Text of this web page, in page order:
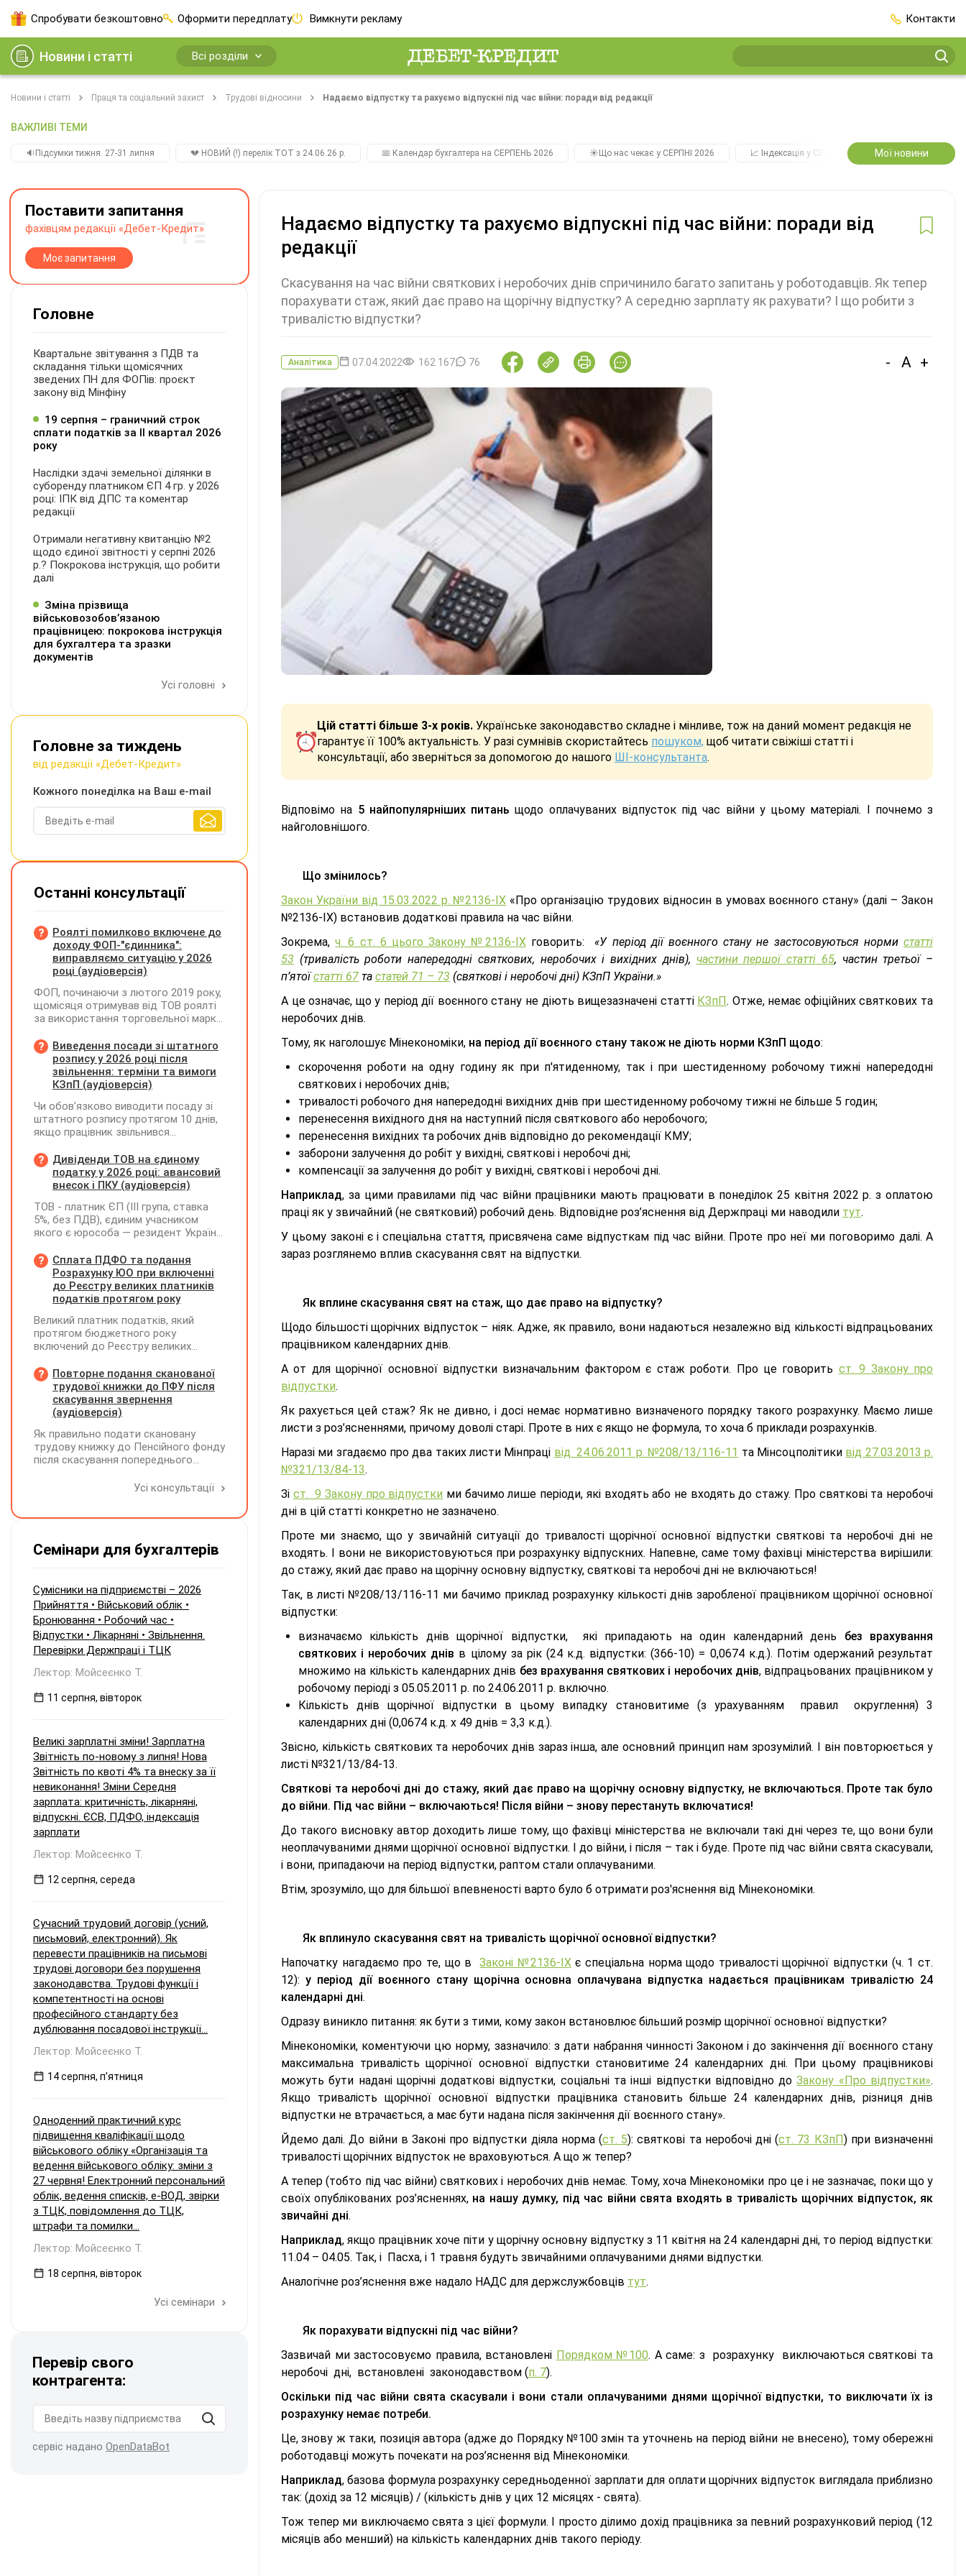
Спробувати безкоштовно Оформити передплату Вимкнути рекламу Контакти
Новини і статті Всі розділи
Новини і статті Праця та соціальний захист Трудові відносини Надаємо відпустку та рахуємо відпускні під час війни: поради від редакції
ВАЖЛИВІ ТЕМИ
🔉Підсумки тижня. 27-31 липня 💔 НОВИЙ (!) перелік ТОТ з 24.06.26 р. 📅 Календар бухгалтера на СЕРПЕНЬ 2026 ☀️Що нас чекає у СЕРПНІ 2026 📈 Індексація у СЕРПНІ 2️⃣0️⃣2️⃣7️⃣ Усі
Мої новини
Надаємо відпустку та рахуємо відпускні під час війни: поради від
редакції
Скасування на час війни святкових і неробочих днів спричинило багато запитань у роботодавців. Як тепер
порахувати стаж, який дає право на щорічну відпустку? А середню зарплату як рахувати? І що робити з
тривалістю відпустки?
Аналітика 07.04.2022 162 167 76 - A +
Цій статті більше 3-х років. Українське законодавство складне і мінливе, тож на даний момент редакція не
гарантує її 100% актуальність. У разі сумнівів скористайтесь пошуком, щоб читати свіжіші статті і
консультації, або зверніться за допомогою до нашого ШІ-консультанта.
Відповімо на 5 найпопулярніших питань щодо оплачуваних відпусток під час війни у цьому матеріалі. І почнемо з
найголовнішого.
Що змінилось?
Закон України від 15.03.2022 р. №2136-IX «Про організацію трудових відносин в умовах воєнного стану» (далі – Закон
№2136-IX) встановив додаткові правила на час війни.
Зокрема,ч. 6 ст. 6 цього Закону №2136-IXговорить:«У період дії воєнного стану не застосовуються нормистатті
53 (тривалість роботи напередодні святкових, неробочих і вихідних днів), частини першої статті 65, частин третьої –
п’ятоїстатті 67 та статей 71 – 73 (святкові і неробочі дні) КЗпП України.»
А це означає, що у період дії воєнного стану не діють вищезазначені статті КЗпП. Отже, немає офіційних святкових та
неробочих днів.
Тому, як наголошує Мінекономіки, на період дії воєнного стану також не діють норми КЗпП щодо:
скорочення роботи на одну годину як при п'ятиденному, так і при шестиденному робочому тижні напередодні
святкових і неробочих днів;
тривалості робочого дня напередодні вихідних днів при шестиденному робочому тижні не більше 5 годин;
перенесення вихідного дня на наступний після святкового або неробочого;
перенесення вихідних та робочих днів відповідно до рекомендації КМУ;
заборони залучення до робіт у вихідні, святкові і неробочі дні;
компенсації за залучення до робіт у вихідні, святкові і неробочі дні.
Наприклад, за цими правилами під час війни працівники мають працювати в понеділок 25 квітня 2022 р. з оплатою
праці як у звичайний (не святковий) робочий день. Відповідне роз’яснення від Держпраці ми наводили тут.
У цьому законі є і спеціальна стаття, присвячена саме відпусткам під час війни. Проте про неї ми поговоримо далі. А
зараз розглянемо вплив скасування свят на відпустки.
Як вплине скасування свят на стаж, що дає право на відпустку?
Щодо більшості щорічних відпусток – ніяк. Адже, як правило, вони надаються незалежно від кількості відпрацьованих
працівником календарних днів.
А от для щорічної основної відпустки визначальним фактором є стаж роботи. Про це говорить ст. 9 Закону про
відпустки.
Як рахується цей стаж? Як не дивно, і досі немає нормативно визначеного порядку такого розрахунку. Маємо лише
листи з роз’ясненнями, причому доволі старі. Проте в них є якщо не формула, то хоча б приклади розрахунків.
Наразі ми згадаємо про два таких листи Мінпраці від 24.06.2011 р. №208/13/116-11 та Мінсоцполітики від 27.03.2013 р.
№321/13/84-13.
Зі ст. 9 Закону про відпустки ми бачимо лише періоди, які входять або не входять до стажу. Про святкові та неробочі
дні в цій статті конкретно не зазначено.
Проте ми знаємо, що у звичайній ситуації до тривалості щорічної основної відпустки святкові та неробочі дні не
входять. І вони не використовуються при розрахунку відпускних. Напевне, саме тому фахівці міністерства вирішили:
до стажу, який дає право на щорічну основну відпустку, святкові та неробочі дні не включаються!
Так, в листі №208/13/116-11 ми бачимо приклад розрахунку кількості днів заробленої працівником щорічної основної
відпустки:
визначаємо кількість днів щорічної відпустки, які припадають на один календарний день без врахування
святкових і неробочих днів в цілому за рік (24 к.д. відпустки: (366-10) = 0,0674 к.д.). Потім одержаний результат
множимо на кількість календарних днів без врахування святкових і неробочих днів, відпрацьованих працівником у
робочому періоді з 05.05.2011 р. по 24.06.2011 р. включно.
Кількість днів щорічної відпустки в цьому випадку становитиме (з урахуванням правил округлення) 3
календарних дні (0,0674 к.д. х 49 днів = 3,3 к.д.).
Звісно, кількість святкових та неробочих днів зараз інша, але основний принцип нам зрозумілий. І він повторюється у
листі №321/13/84-13.
Святкові та неробочі дні до стажу, який дає право на щорічну основну відпустку, не включаються. Проте так було
до війни. Під час війни – включаються! Після війни – знову перестануть включатися!
До такого висновку автор доходить лише тому, що фахівці міністерства не включали такі дні через те, що вони були
неоплачуваними днями щорічної основної відпустки. І до війни, і після – так і буде. Проте під час війни свята скасували,
і вони, припадаючи на період відпустки, раптом стали оплачуваними.
Втім, зрозуміло, що для більшої впевненості варто було б отримати роз'яснення від Мінекономіки.
Як вплинуло скасування свят на тривалість щорічної основної відпустки?
Напочатку нагадаємо про те, що вЗаконі №2136-IXє спеціальна норма щодо тривалості щорічної відпустки (ч. 1 ст.
12): у період дії воєнного стану щорічна основна оплачувана відпустка надається працівникам тривалістю 24
календарні дні.
Одразу виникло питання: як бути з тими, кому закон встановлює більший розмір щорічної основної відпустки?
Мінекономіки, коментуючи цю норму, зазначило: з дати набрання чинності Законом і до закінчення дії воєнного стану
максимальна тривалість щорічної основної відпустки становитиме 24 календарних дні. При цьому працівникові
можуть бути надані щорічні додаткові відпустки, соціальні та інші відпустки відповідно доЗакону «Про відпустки».
Якщо тривалість щорічної основної відпустки працівника становить більше 24 календарних днів, різниця днів
відпустки не втрачається, а має бути надана після закінчення дії воєнного стану».
Йдемо далі. До війни в Законі про відпустки діяла норма (ст. 5): святкові та неробочі дні (ст. 73 КЗпП) при визначенні
тривалості щорічних відпусток не враховуються. А що ж тепер?
А тепер (тобто під час війни) святкових і неробочих днів немає. Тому, хоча Мінекономіки про це і не зазначає, поки що у
своїх опублікованих роз’ясненнях, на нашу думку, під час війни свята входять в тривалість щорічних відпусток, як
звичайні дні.
Наприклад, якщо працівник хоче піти у щорічну основну відпустку з 11 квітня на 24 календарні дні, то період відпустки:
11.04 – 04.05. Так, і Пасха, і 1 травня будуть звичайними оплачуваними днями відпустки.
Аналогічне роз’яснення вже надало НАДС для держслужбовців тут.
Як порахувати відпускні під час війни?
Зазвичай ми застосовуємо правила, встановлені Порядком №100. А саме: з розрахунку виключаються святкові та
неробочі дні, встановлені законодавством (п. 7).
Оскільки під час війни свята скасували і вони стали оплачуваними днями щорічної відпустки, то виключати їх із
розрахунку немає потреби.
Це, знову ж таки, позиція автора (адже до Порядку №100 змін та уточнень на період війни не внесено), тому обережні
роботодавці можуть почекати на роз’яснення від Мінекономіки.
Наприклад, базова формула розрахунку середньоденної зарплати для оплати щорічних відпусток виглядала приблизно
так: (дохід за 12 місяців) / (кількість днів у цих 12 місяцях - свята).
Тож тепер ми виключаємо свята з цієї формули. І просто ділимо дохід працівника за певний розрахунковий період (12
місяців або менший) на кількість календарних днів такого періоду.
Поставити запитання
фахівцям редакції «Дебет-Кредит»
Моє запитання
Головне
Квартальне звітування з ПДВ та
складання тільки щомісячних
зведених ПН для ФОПів: проєкт
закону від Мінфіну
19 серпня – граничний строк
сплати податків за ІI квартал 2026
року
Наслідки здачі земельної ділянки в
суборенду платником ЄП 4 гр. у 2026
році: ІПК від ДПС та коментар
редакції
Отримали негативну квитанцію №2
щодо єдиної звітності у серпні 2026
р.? Покрокова інструкція, що робити
далі
Зміна прізвища
військовозобов’язаною
працівницею: покрокова інструкція
для бухгалтера та зразки
документів
Усі головні
Головне за тиждень
від редакції «Дебет-Кредит»
Кожного понеділка на Ваш e-mail
Останні консультації
Роялті помилково включене до
доходу ФОП-"єдинника":
виправляємо ситуацію у 2026
році (аудіоверсія)
ФОП, починаючи з лютого 2019 року,
щомісяця отримував від ТОВ роялті
за використання торговельної марки.
доходу платника ЄП та
оподатковував за ставкою 5%.
Водночас ТОВ при виплаті роялті не
утримувало ПДФО та ВЗ. Як зараз
потрібно відображати отримані суми
у декларації "єдинника" за II квартал
2026 року? Чи можуть виникнути
зробити?
Виведення посади зі штатного
розпису у 2026 році після
звільнення: терміни та вимоги
КЗпП (аудіоверсія)
Чи обов’язково виводити посаду зі
штатного розпису протягом 10 днів,
якщо працівник звільнився
Дивіденди ТОВ на єдиному
податку у 2026 році: авансовий
внесок і ПКУ (аудіоверсія)
ТОВ - платник ЄП (ІІІ група, ставка
5%, без ПДВ), єдиним учасником
якого є юрособа — резидент України,
виплатити дивіденди за рахунок
нерозподіленого прибутку 2024–2025
років у сумі 15 млн грн. Які податкові
наслідки виникають у ТОВ-емітента?
Сплата ПДФО та подання
Розрахунку ЮО при включенні
до Реєстру великих платників
податків протягом року
Великий платник податків, який
протягом бюджетного року
включений до Реєстру великих
місцем попереднього обліку, а
Податковий розрахунок подає за
новим (основним) місцем обліку
Повторне подання сканованої
трудової книжки до ПФУ після
скасування звернення
(аудіоверсія)
Як правильно подати скановану
трудову книжку до Пенсійного фонду
після скасування попереднього
на титульній сторінці — надсилати
Усі консультації
Семінари для бухгалтерів
Сумісники на підприємстві – 2026
Прийняття • Військовий облік •
Бронювання • Робочий час •
Відпустки • Лікарняні • Звільнення.
Перевірки Держпраці і ТЦК
Лектор: Мойсеєнко Т.
11 серпня, вівторок
Великі зарплатні зміни! Зарплатна
Звітність по-новому з липня! Нова
Звітність по квоті 4% та внеску за її
невиконання! Зміни Середня
зарплата: критичність, лікарняні,
відпускні. ЄСВ, ПДФО, індексація
зарплати
Лектор: Мойсеєнко Т.
12 серпня, середа
Сучасний трудовий договір (усний,
письмовий, електронний). Як
перевести працівників на письмові
трудові договори без порушення
законодавства. Трудові функції і
компетентності на основі
професійного стандарту без
дублювання посадової інструкції...
Лектор: Мойсеєнко Т.
14 серпня, пʼятниця
Одноденний практичний курс
підвищення кваліфікації щодо
військового обліку «Організація та
ведення військового обліку: зміни з
27 червня! Електронний персональний
облік, ведення списків, е-ВОД, звірки
з ТЦК, повідомлення до ТЦК,
штрафи та помилки...
Лектор: Мойсеєнко Т.
18 серпня, вівторок
Усі семінари
Перевір свого
контрагента:
сервіс надано OpenDataBot